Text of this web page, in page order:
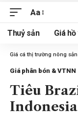
Aa
Thuỷ sản Giá
Giá cá thị trường nông
Giá phân bón & VTNN
Tiêu